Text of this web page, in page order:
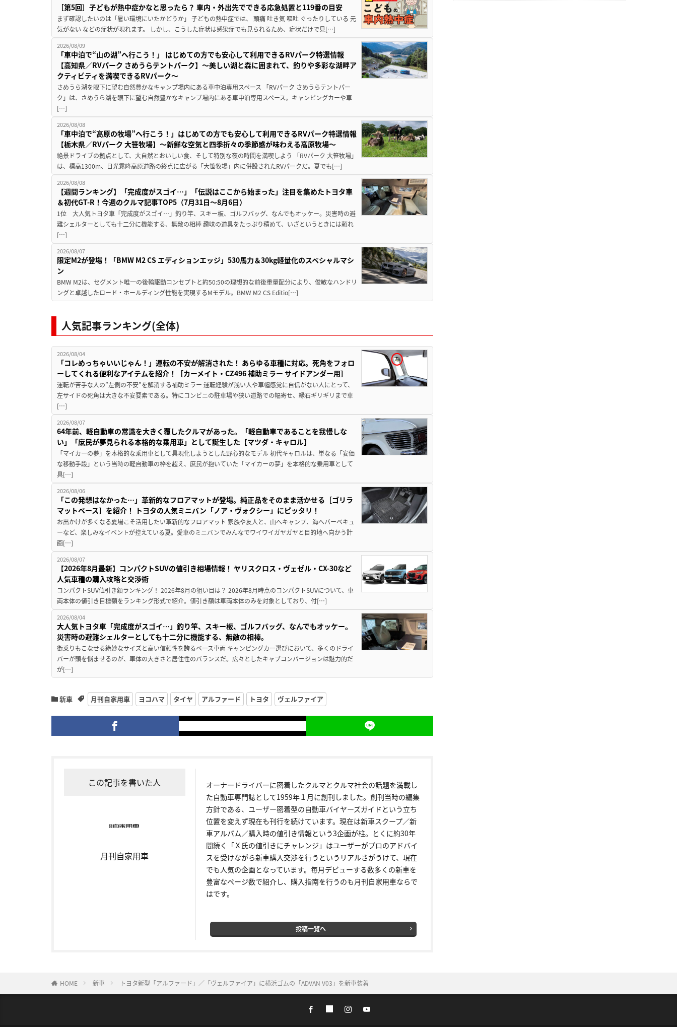
［第5回］子どもが熱中症かなと思ったら？ 車内・外出先でできる応急処置と119番の目安
まず確認したいのは「暑い環境にいたかどうか」 子どもの熱中症では、 頭痛 吐き気 嘔吐 ぐったりしている 元
気がない などの症状が現れます。 しかし、こうした症状は感染症でも見られるため、症状だけで見[…]
2026/08/09
「車中泊で“山の湖”へ行こう！」 はじめての方でも安心して利用できるRVパーク特選情報
【高知県／RVパーク さめうらテントパーク】～美しい湖と森に囲まれて、釣りや多彩な湖畔ア
クティビティを満喫できるRVパーク～
さめうら湖を眼下に望む自然豊かなキャンプ場内にある車中泊専用スペース 「RVパーク さめうらテントパー
ク」は、さめうら湖を眼下に望む自然豊かなキャンプ場内にある車中泊専用スペース。キャンピングカーや車
[…]
2026/08/08
「車中泊で“高原の牧場”へ行こう！」はじめての方でも安心して利用できるRVパーク特選情報
【栃木県／RVパーク 大笹牧場】～新鮮な空気と四季折々の季節感が味わえる高原牧場～
絶景ドライブの拠点として、大自然とおいしい食、そして特別な夜の時間を満喫しよう 「RVパーク 大笹牧場」
は、標高1300m、日光霧降高原道路の終点に広がる「大笹牧場」内に併設されたRVパークだ。夏でも[…]
2026/08/08
【週間ランキング】「完成度がスゴイ…」「伝説はここから始まった」注目を集めたトヨタ車
＆初代GT-R！今週のクルマ記事TOP5（7月31日〜8月6日）
1位 大人気トヨタ車「完成度がスゴイ…」釣り竿、スキー板、ゴルフバッグ、なんでもオッケー。災害時の避
難シェルターとしても十二分に機能する、無敵の相棒 趣味の道具をたっぷり積めて、いざというときには頼れ
[…]
2026/08/07
限定M2が登場！「BMW M2 CS エディションエッジ」530馬力＆30kg軽量化のスペシャルマシ
ン
BMW M2は、セグメント唯一の後輪駆動コンセプトと約50:50の理想的な前後重量配分により、俊敏なハンドリ
ングと卓越したロード・ホールディング性能を実現するMモデル。BMW M2 CS Editio[…]
人気記事ランキング(全体)
2026/08/04
「コレめっちゃいいじゃん！」運転の不安が解消された！ あらゆる車種に対応。死角をフォロ
ーしてくれる便利なアイテムを紹介！［カーメイト・CZ496 補助ミラー サイドアンダー用］
運転が苦手な人の”左側の不安”を解消する補助ミラー 運転経験が浅い人や車幅感覚に自信がない人にとって、
左サイドの死角は大きな不安要素である。特にコンビニの駐車場や狭い道路での幅寄せ、縁石ギリギリまで車
[…]
2026/08/07
64年前、軽自動車の常識を大きく覆したクルマがあった。「軽自動車であることを我慢しな
い」「庶民が夢見られる本格的な乗用車」として誕生した【マツダ・キャロル】
「マイカーの夢」を本格的な乗用車として具現化しようとした野心的なモデル 初代キャロルは、単なる「安価
な移動手段」という当時の軽自動車の枠を超え、庶民が抱いていた「マイカーの夢」を本格的な乗用車として
具[…]
2026/08/06
「この発想はなかった…」革新的なフロアマットが登場。純正品をそのまま活かせる［ゴリラ
マットベース］を紹介！ トヨタの人気ミニバン「ノア・ヴォクシー」にピッタリ！
お出かけが多くなる夏場こそ活用したい革新的なフロアマット 家族や友人と、山へキャンプ、海へバーベキュ
ーなど、楽しみなイベントが控えている夏。愛車のミニバンでみんなでワイワイガヤガヤと目的地へ向かう計
画[…]
2026/08/07
【2026年8月最新】コンパクトSUVの値引き相場情報！ ヤリスクロス・ヴェゼル・CX-30など
人気車種の購入攻略と交渉術
コンパクトSUV値引き額ランキング！ 2026年8月の狙い目は？ 2026年8月時点のコンパクトSUVについて、車
両本体の値引き目標額をランキング形式で紹介。値引き額は車両本体のみを対象としており、付[…]
2026/08/04
大人気トヨタ車「完成度がスゴイ…」釣り竿、スキー板、ゴルフバッグ、なんでもオッケー。
災害時の避難シェルターとしても十二分に機能する、無敵の相棒。
街乗りもこなせる絶妙なサイズと高い信頼性を誇るベース車両 キャンピングカー選びにおいて、多くのドライ
バーが頭を悩ませるのが、車体の大きさと居住性のバランスだ。広々としたキャブコンバージョンは魅力的だ
が[…]
新車 月刊自家用車 ヨコハマ タイヤ アルファード トヨタ ヴェルファイア
この記事を書いた人
月刊自家用車
オーナードライバーに密着したクルマとクルマ社会の話題を満載し
た自動車専門誌として1959年１月に創刊しました。創刊当時の編集
方針である、ユーザー密着型の自動車バイヤーズガイドという立ち
位置を変えず現在も刊行を続けています。現在は新車スクープ／新
車アルバム／購入時の値引き情報という3企画が柱。とくに約30年
間続く「Ｘ氏の値引きにチャレンジ」はユーザーがプロのアドバイ
スを受けながら新車購入交渉を行うというリアルさがうけて、現在
でも人気の企画となっています。毎月デビューする数多くの新車を
豊富なページ数で紹介し、購入指南を行うのも月刊自家用車ならで
はです。
投稿一覧へ
HOME 新車 トヨタ新型「アルファード」／「ヴェルファイア」に横浜ゴムの「ADVAN V03」を新車装着